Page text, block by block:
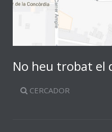
No heu trobat el
CERCADOR